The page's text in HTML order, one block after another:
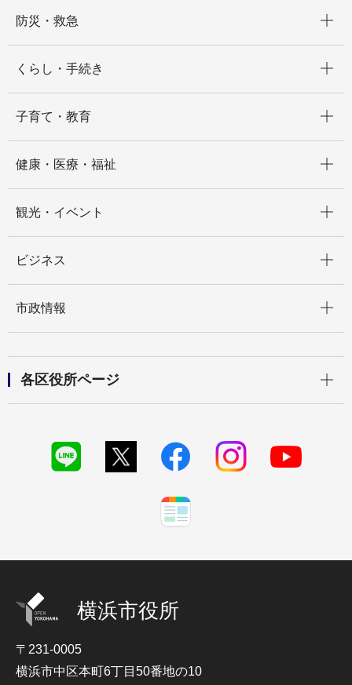
防災・救急
くらし・手続き
子育て・教育
健康・医療・福祉
観光・イベント
ビジネス
市政情報
各区役所ページ
横浜市役所
〒231-0005
横浜市中区本町6丁目50番地の10